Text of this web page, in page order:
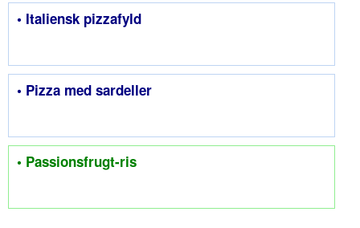
• Italiensk pizzafyld
• Pizza med sardeller
• Passionsfrugt-ris